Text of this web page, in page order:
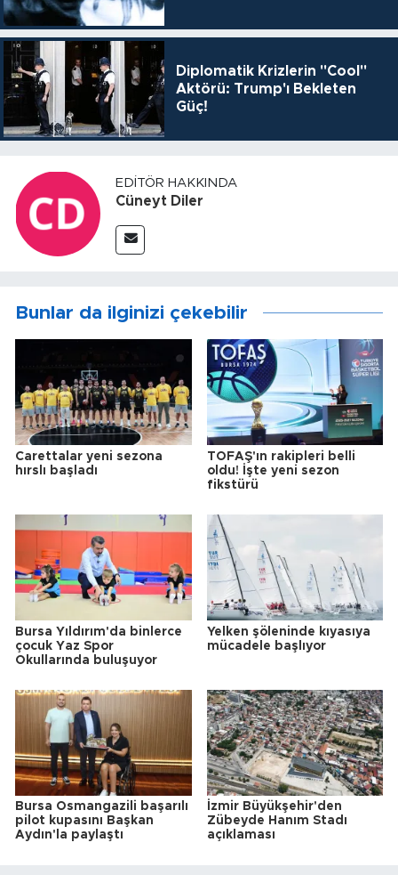
Diplomatik Krizlerin "Cool"
Aktörü: Trump'ı Bekleten
Güç!
EDITÖR HAKKINDA
Cüneyt Diler
Bunlar da ilginizi çekebilir
Carettalar yeni sezona
hırslı başladı
TOFAŞ'ın rakipleri belli
oldu! İşte yeni sezon
fikstürü
Bursa Yıldırım'da binlerce
çocuk Yaz Spor
Okullarında buluşuyor
Yelken şöleninde kıyasıya
mücadele başlıyor
Bursa Osmangazili başarılı
pilot kupasını Başkan
Aydın'la paylaştı
İzmir Büyükşehir'den
Zübeyde Hanım Stadı
açıklaması